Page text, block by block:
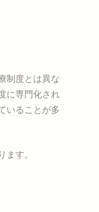
制度とは異な
に専門化され
いることが多
す。